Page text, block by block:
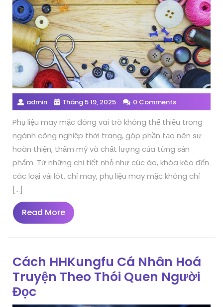
admin Tháng 5 19, 2025 0 Comments
Phụ liệu may mặc đóng vai trò không thể thiếu trong
ngành công nghiệp thời trang, góp phần tạo nên sự
hoàn thiện, thẩm mỹ và chất lượng của từng sản
phẩm. Từ những chi tiết nhỏ như cúc áo, khóa kéo đến
các loại vải lót, chỉ may, phụ liệu may mặc không chỉ
[…]
Read MoreRead
More
Cách HHKungfu Cá Nhân Hoá
Truyện Theo Thói Quen Người
Đọc